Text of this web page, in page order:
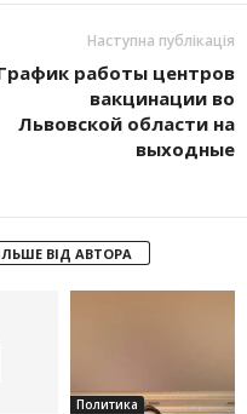
Наступна публікація
работы центров
вакцинации во
Львовской области на
выходные
ВІД АВТОРА
Политика